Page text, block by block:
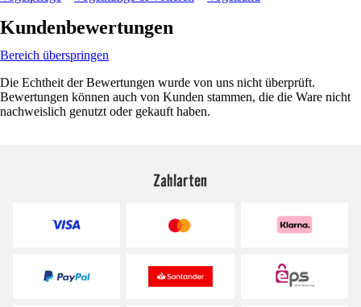
Kundenbewertungen
Bereich überspringen
Die Echtheit der Bewertungen wurde von uns nicht überprüft.
Bewertungen können auch von Kunden stammen, die die Ware nicht
nachweislich genutzt oder gekauft haben.
Zahlarten